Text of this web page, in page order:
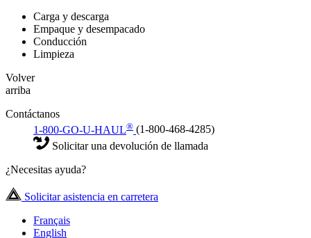
Carga y descarga
Empaque y desempacado
Conducción
Limpieza
Volver
arriba
Contáctanos
1-800-GO-U-HAUL® (1-800-468-4285)
Solicitar una devolución de llamada
¿Necesitas ayuda?
Solicitar asistencia en carretera
Français
English